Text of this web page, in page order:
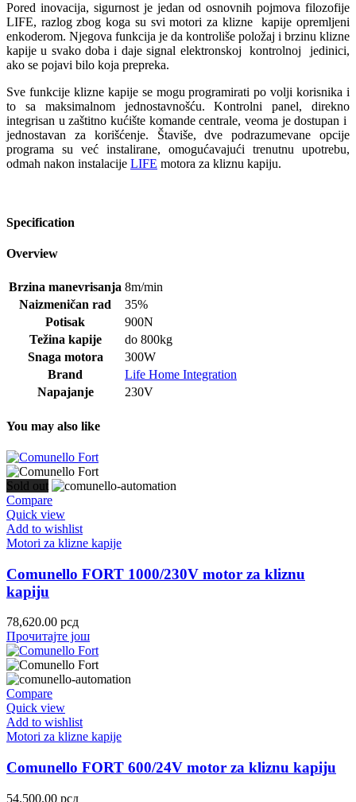
Pored inovacija, sigurnost je jedan od osnovnih pojmova filozofije
LIFE, razlog zbog koga su svi motori za klizne kapije opremljeni
enkoderom. Njegova funkcija je da kontroliše položaj i brzinu klizne
kapije u svako doba i daje signal elektronskoj kontrolnoj jedinici,
ako se pojavi bilo koja prepreka.
Sve funkcije klizne kapije se mogu programirati po volji korisnika i
to sa maksimalnom jednostavnošću. Kontrolni panel, direkno
integrisan u zaštitno kućište komande centrale, veoma je dostupan i
jednostavan za korišćenje. Štaviše, dve podrazumevane opcije
programa su već instalirane, omogućavajući trenutnu upotrebu,
odmah nakon instalacije LIFE motora za kliznu kapiju.
Specification
Overview
Brzina manevrisanja 8m/min
Naizmeničan rad
35%
Potisak
900N
Težina kapije
do 800kg
Snaga motora
300W
Brand
Life Home Integration
Napajanje
230V
You may also like
Sold out
Compare
Quick view
Add to wishlist
Motori za klizne kapije
Comunello FORT 1000/230V motor za kliznu
kapiju
78,620.00 рсд
Прочитајте још
Compare
Quick view
Add to wishlist
Motori za klizne kapije
Comunello FORT 600/24V motor za kliznu kapiju
54,500.00 рсд